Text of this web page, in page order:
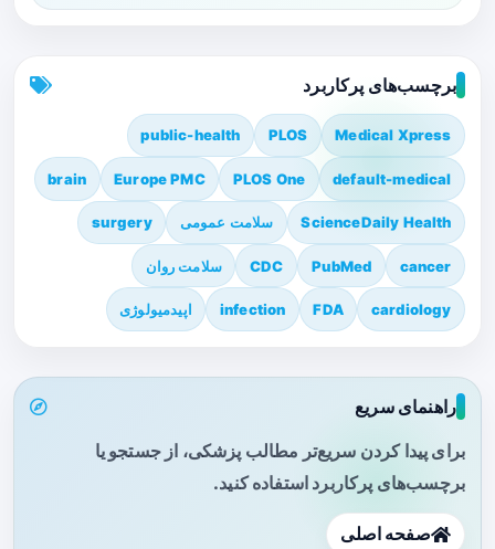
برچسب‌های پرکاربرد
Medical Xpress
PLOS
public-health
default-medical
PLOS One
Europe PMC
brain
ScienceDaily Health سلامت عمومی surgery
cancer
PubMed
CDC سلامت روان
cardiology
FDA
infection اپیدمیولوژی
راهنمای سریع
برای پیدا کردن سریع‌تر مطالب پزشکی، از جستجو یا
برچسب‌های پرکاربرد استفاده کنید.
صفحه اصلی